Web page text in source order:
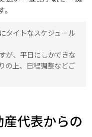
タイトなスケジュール
が、平日にしかできな
の上、日程調整などご